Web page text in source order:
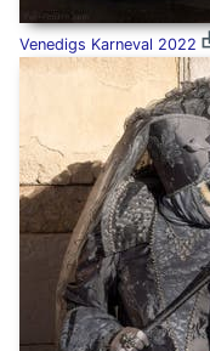
Venedigs Karneval 2022